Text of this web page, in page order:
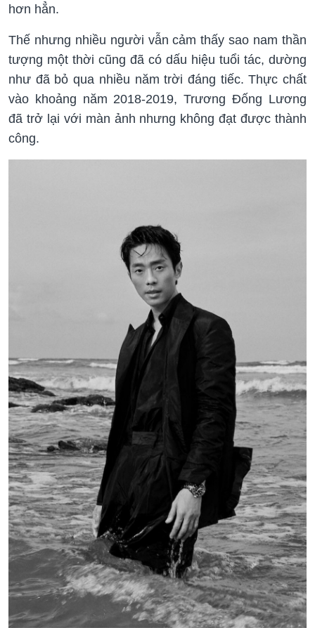
hơn hẳn.
Thế nhưng nhiều người vẫn cảm thấy sao nam thần
tượng một thời cũng đã có dấu hiệu tuổi tác, dường
như đã bỏ qua nhiều năm trời đáng tiếc. Thực chất
vào khoảng năm 2018-2019, Trương Đống Lương
đã trở lại với màn ảnh nhưng không đạt được thành
công.